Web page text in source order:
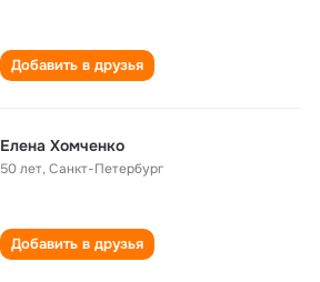
Добавить в друзья
Елена Хомченко
50 лет,Санкт-Петербург
Добавить в друзья